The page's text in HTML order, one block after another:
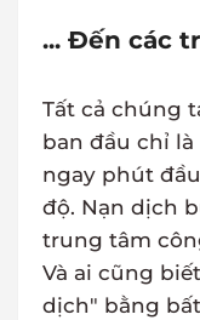
... Đến các
Tất cả chúng
ban đầu chỉ
ngay phút
độ. Nạn dịch
trung tâm
Và ai cũng
dịch" bằng